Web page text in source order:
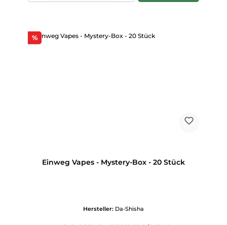
%Rabatt
Einweg Vapes - Mystery-Box - 20 Stück
Hersteller: Da-Shisha